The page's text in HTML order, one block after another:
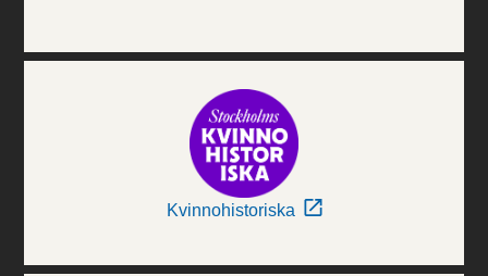
Kvinnohistoriska